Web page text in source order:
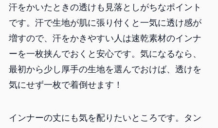
汗をかいたときの透けも見落としがちなポイント
です。汗で生地が肌に張り付くと一気に透け感が
増すので、汗をかきやすい人は速乾素材のインナ
ーを一枚挟んでおくと安心です。気になるなら、
最初から少し厚手の生地を選んでおけば、透けを
気にせず一枚で着倒せます！
インナーの丈にも気を配りたいところです。タン